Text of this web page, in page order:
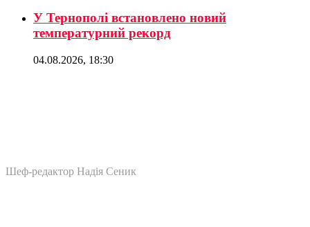
У Тернополі встановлено новий
температурний рекорд
04.08.2026, 18:30
Шеф-редактор Надія Сеник